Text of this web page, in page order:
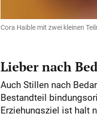
Cora Haible mit zwei kleinen
Lieber nach
Auch Stillen nach
Bestandteil
Erziehungsziel ist halt